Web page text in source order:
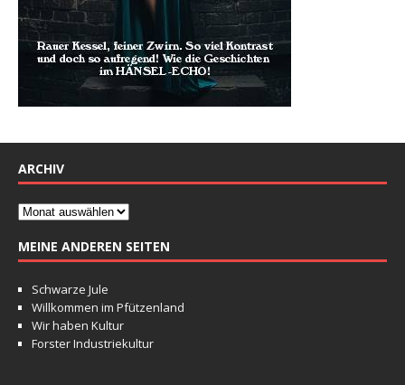
ARCHIV
MEINE ANDEREN SEITEN
Schwarze Jule
Willkommen im Pfützenland
Wir haben Kultur
Forster Industriekultur